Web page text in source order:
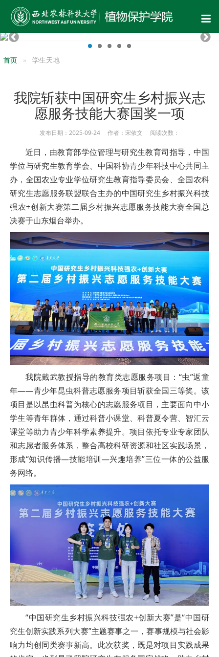
首页 学生天地
我院斩获中国研究生乡村振兴志
愿服务技能大赛国奖一项
发布日期：2025-09-24 作者：宋依文 阅读次数：
近日，由教育部学位管理与研究生教育司指导，中国
学位与研究生教育学会、中国科协青少年科技中心共同主
办，全国农业专业学位研究生教育指导委员会、全国农科
研究生志愿服务联盟联合主办的中国研究生乡村振兴科技
强农+创新大赛第二届乡村振兴志愿服务技能大赛全国总
决赛于山东烟台举办。
我院戴武教授指导的教育类志愿服务项目：“虫”返童
年——青少年昆虫科普志愿服务项目斩获全国三等奖。该
项目是以昆虫科普为核心的志愿服务项目，主要面向中小
学生等青年群体，通过科普小课堂、科普夏令营、智汇云
课堂等助力青少年科学素养提升。项目依托专业专家团队
和志愿者服务体系，整合高校科研资源和社区实践场景，
形成“知识传播—技能培训—兴趣培养”三位一体的公益服
务网络。
“中国研究生乡村振兴科技强农+创新大赛”是“中国研
究生创新实践系列大赛”主题赛事之一，赛事规模与社会影
响力均创同类赛事新高。此次获奖，既是对项目实践成果